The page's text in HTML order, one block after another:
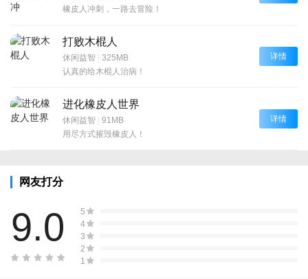
橡皮人冲刺，一路去冒险！
打败木棍人
休闲益智 | 325MB
认真的给木棍人治病！
详情
进化橡皮人世界
休闲益智 | 91MB
用尽方式摧毁橡皮人！
详情
网友打分
9.0
5
4
3
2
1